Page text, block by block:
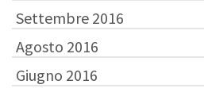
Settembre 2016
Agosto 2016
Giugno 2016